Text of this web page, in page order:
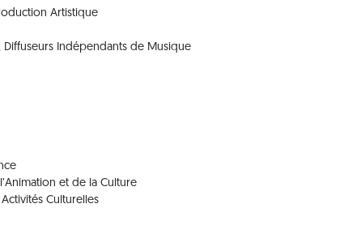
Artistique
Diffuseurs Indépendants de Musique
et de la Culture
Culturelles